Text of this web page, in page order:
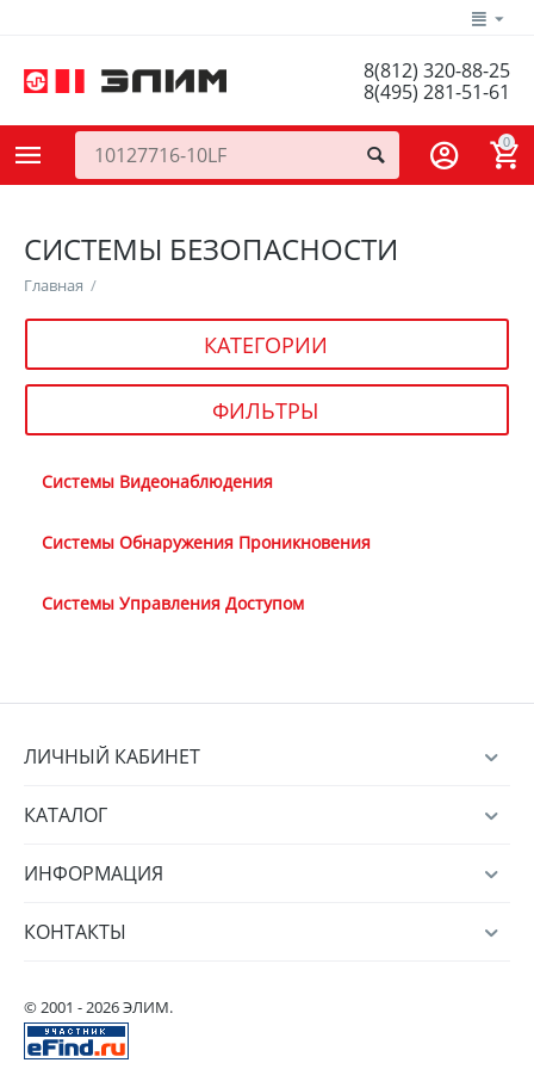
8(812) 320-88-25
8(495) 281-51-61
0
СИСТЕМЫ БЕЗОПАСНОСТИ
Главная /
КАТЕГОРИИ
ФИЛЬТРЫ
Системы Видеонаблюдения
Системы Обнаружения Проникновения
Системы Управления Доступом
ЛИЧНЫЙ КАБИНЕТ
КАТАЛОГ
ИНФОРМАЦИЯ
КОНТАКТЫ
© 2001 - 2026 ЭЛИМ.